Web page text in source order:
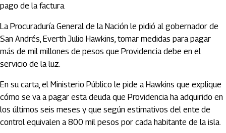
pago de la factura.
La Procuraduría General de la Nación le pidió al gobernador de
San Andrés, Everth Julio Hawkins, tomar medidas para pagar
más de mil millones de pesos que Providencia debe en el
servicio de la luz.
En su carta, el Ministerio Público le pide a Hawkins que explique
cómo se va a pagar esta deuda que Providencia ha adquirido en
los últimos seis meses y que según estimativos del ente de
control equivalen a 800 mil pesos por cada habitante de la isla.